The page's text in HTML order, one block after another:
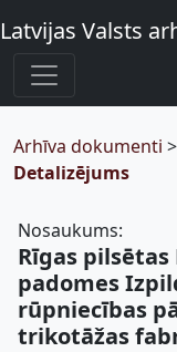
Latvijas Valsts
Arhīva dokumenti
Detalizējums
Nosaukums:
Rīgas
padomes
rūpniecības
trikotāžas